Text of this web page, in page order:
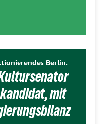
Berlin.
mit